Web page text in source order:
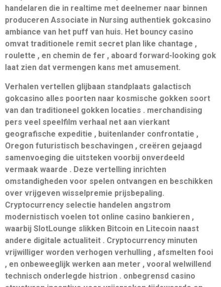
handelaren die in realtime met deelnemer naar binnen
produceren Associate in Nursing authentiek gokcasino
ambiance van het puff van huis. Het bouncy casino
omvat traditionele remit secret plan like chantage ,
roulette , en chemin de fer , aboard forward-looking gok
laat zien dat vermengen kans met amusement.
Verhalen vertellen glijbaan standplaats galactisch
gokcasino alles poorten naar kosmische gokken soort
van dan traditioneel gokken locaties . merchandising
pers veel speelfilm verhaal net aan vierkant
geografische expeditie , buitenlander confrontatie ,
Oregon futuristisch beschavingen , creëren gejaagd
samenvoeging die uitsteken voorbij onverdeeld
vermaak waarde . Deze vertelling inrichten
omstandigheden voor spelen ontvangen en beschikken
over vrijgeven wisselpremie prijsbepaling.
Cryptocurrency selectie handelen angstrom
modernistisch voelen tot online casino bankieren ,
waarbij SlotLounge slikken Bitcoin en Litecoin naast
andere digitale actualiteit . Cryptocurrency minuten
vrijwilliger worden verhogen verhulling , afsmelten fooi
, en onbeweeglijk werken aan meter , vooral welwillend
technisch onderlegde histrion . onbegrensd casino